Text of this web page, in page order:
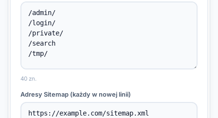
40 zn.
Adresy Sitemap (każdy w nowej linii)